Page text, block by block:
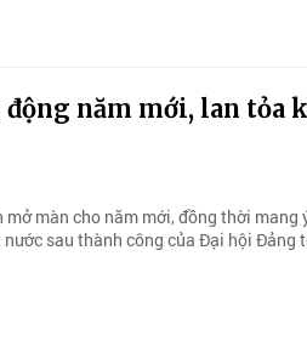
động năm mới, lan tỏa
màn cho năm mới, đồng thời mang
sau thành công của Đại hội Đảng